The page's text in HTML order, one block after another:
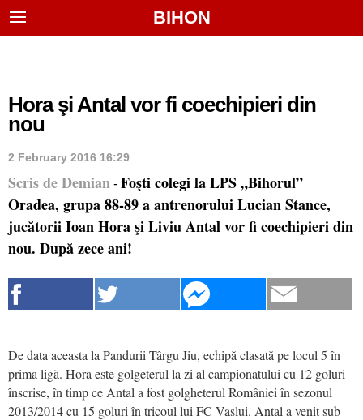
BIHON
Hora şi Antal vor fi coechipieri din
nou
2 February 2016 16:29
Scris de Demian - Foşti colegi la LPS „Bihorul”
Oradea, grupa 88-89 a antrenorului Lucian Stance,
jucătorii Ioan Hora şi Liviu Antal vor fi coechipieri din
nou. După zece ani!
De data aceasta la Pandurii Târgu Jiu, echipă clasată pe locul 5 în
prima ligă. Hora este golgeterul la zi al campionatului cu 12 goluri
înscrise, în timp ce Antal a fost golgheterul României în sezonul
2013/2014 cu 15 goluri în tricoul lui FC Vaslui. Antal a venit sub